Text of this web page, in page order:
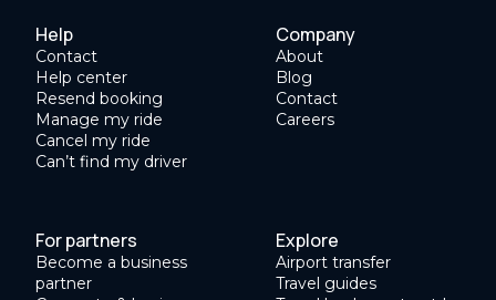
Help
Contact
Help center
Resend booking
Manage my ride
Cancel my ride
Can’t find my driver
Company
About
Blog
Contact
Careers
For partners
Become a business
partner
Explore
Airport transfer
Travel guides